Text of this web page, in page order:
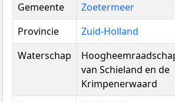
Gemeente
Zoetermeer
Provincie
Zuid-Holland
Waterschap
van Schieland en de
Krimpenerwaard